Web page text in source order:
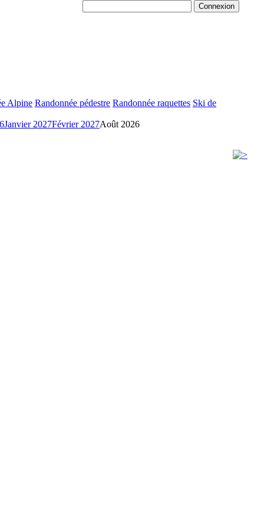
Alpine Randonnée pédestre Randonnée raquettes Ski de
Janvier 2027Février 2027Août 2026